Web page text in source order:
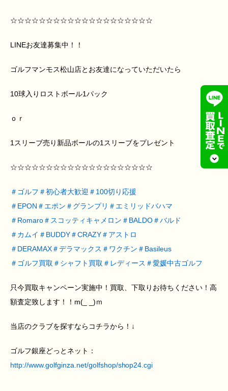
☆☆☆☆☆☆☆☆☆☆☆☆☆☆☆☆☆☆☆☆
LINEお友達募集中！！
ゴルフマンモス松山店とお友達になっていただいたら
10球入りロストボール1パック
ｏｒ
1スリーブ売り新品ボールの1スリーブをプレゼント
☆☆☆☆☆☆☆☆☆☆☆☆☆☆☆☆☆☆☆☆
＃ ゴルフ ＃初心者大歓迎 ＃ 100切り応援
＃ EPON ＃ エポン ＃ グランプリ ＃ エミリッドバハマ
＃ Romaro＃ スコッティキャメロン ＃ BALDO＃バルド
＃ カムイ ＃ BUDDY＃CRAZY＃ アストロ
＃ DERAMAX＃デラマックス ＃ ワクチン ＃ Basileus
＃ ゴルフ買取 ＃ シャフト買取 ＃ レディース ＃愛媛中古ゴルフ
只今買取キャンペーン実施中！買取、下取りお待ちください！高
額査定致します！！m(_ _)ｍ
当店のクラブを探すならコチラから！↓
ゴルフ銀座どっとネット：
http://www.golfginza.net/golfshop/shop24.cgi